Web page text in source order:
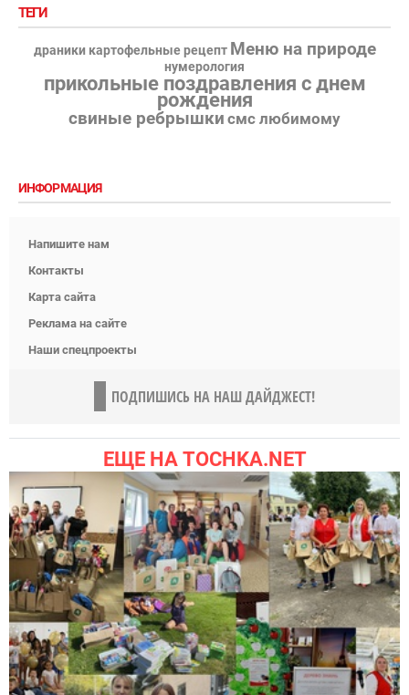
ТЕГИ
драники картофельные рецепт Меню на природе
нумерология
прикольные поздравления с днем
рождения
свиные ребрышки смс любимому
ИНФОРМАЦИЯ
Напишите нам
Контакты
Карта сайта
Реклама на сайте
Наши спецпроекты
ПОДПИШИСЬ НА НАШ ДАЙДЖЕСТ!
ЕЩЕ НА TOCHKA.NET